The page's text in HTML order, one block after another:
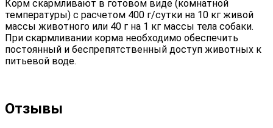
Корм скармливают в готовом виде (комнатной
температуры) с расчетом 400 г/сутки на 10 кг живой
массы животного или 40 г на 1 кг массы тела собаки.
При скармливании корма необходимо обеспечить
постоянный и беспрепятственный доступ животных к
питьевой воде.
Отзывы